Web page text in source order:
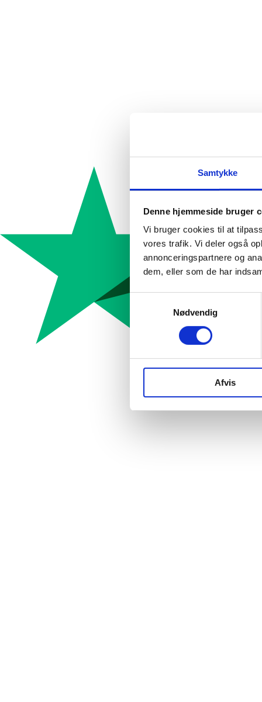
Samtykke
Denne hjemmeside bruger
Vi bruger cookies til at
vores trafik. Vi deler også
annonceringspartnere og
dem, eller som de har
Nødvendig
Afvis